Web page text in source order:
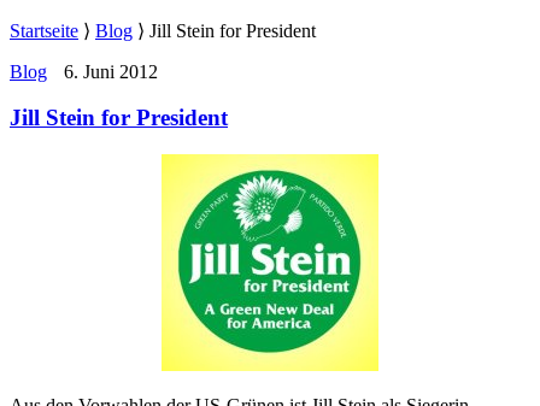
Startseite ⟩ Blog ⟩ Jill Stein for President
Blog
6. Juni 2012
Jill Stein for President